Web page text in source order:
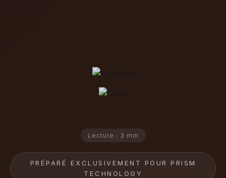
Lecture : 3 min
PRÉPARÉ EXCLUSIVEMENT POUR PRISM
TECHNOLOGY